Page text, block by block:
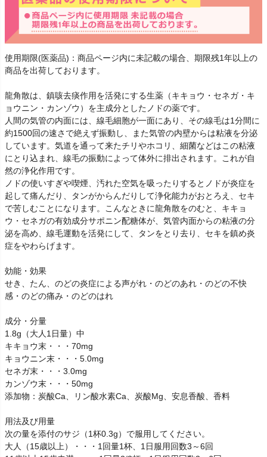
使用期限(医薬品)：商品ページ内に未記載の場合、期限残1年以上の
商品を出荷しております。
龍角散は、鎮咳去痰作用を活発にする生薬（キキョウ・セネガ・キ
ョウニン・カンゾウ）を主成分としたノドの薬です。
人間の気管の内面には、線毛細胞が一面にあり、その線毛は1分間に
約1500回の速さで絶えず振動し、また気管の内壁からは粘液を分泌
しています。気道を通って来たチリやホコリ、細菌などはこの粘液
にとり込まれ、線毛の振動によって体外に排出されます。これが自
然の浄化作用です。
ノドの使いすぎや喫煙、汚れた空気を吸ったりするとノドが炎症を
起して痛んだり、タンがからんだりして浄化能力がおとろえ、セキ
で苦しむことになります。こんなときに龍角散をのむと、キキョ
ウ・セネガの有効成分サポニン配糖体が、気管内面からの粘液の分
泌を高め、線毛運動を活発にして、タンをとり去り、セキを鎮め炎
症をやわらげます。
効能・効果
せき、たん、のどの炎症による声がれ・のどのあれ・のどの不快
感・のどの痛み・のどのはれ
成分・分量
1.8g（大人1日量）中
キキョウ末・・・70mg
キョウニン末・・・5.0mg
セネガ末・・・3.0mg
カンゾウ末・・・50mg
添加物：炭酸Ca、リン酸水素Ca、炭酸Mg、安息香酸、香料
用法及び用量
次の量を添付のサジ（1杯0.3g）で服用してください。
大人（15歳以上）・・・1回量1杯、1日服用回数3～6回